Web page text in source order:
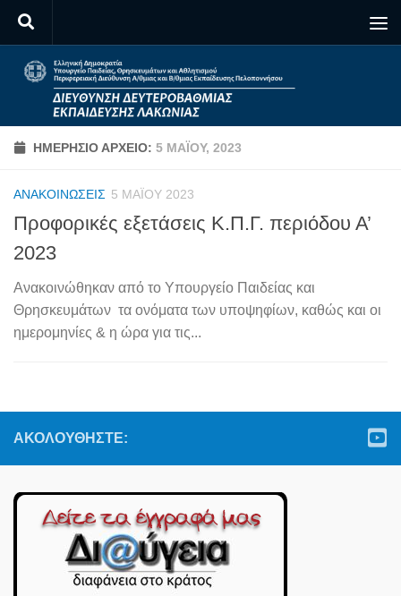
Skip to content
ΗΜΕΡΉΣΙΟ ΑΡΧΕΊΟ: 5 ΜΑΪ́ΟΥ, 2023
ΑΝΑΚΟΙΝΏΣΕΙΣ 5 ΜΑΪ́ΟΥ 2023
Προφορικές εξετάσεις Κ.Π.Γ. περιόδου Α’
2023
Ανακοινώθηκαν από το Υπουργείο Παιδείας και
Θρησκευμάτων τα ονόματα των υποψηφίων, καθώς και οι
ημερομηνίες & η ώρα για τις...
ΑΚΟΛΟΥΘΉΣΤΕ: